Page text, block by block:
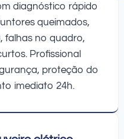
diagnóstico rápido
queimados,
falhas no quadro,
Profissional
proteção do
imediato 24h.